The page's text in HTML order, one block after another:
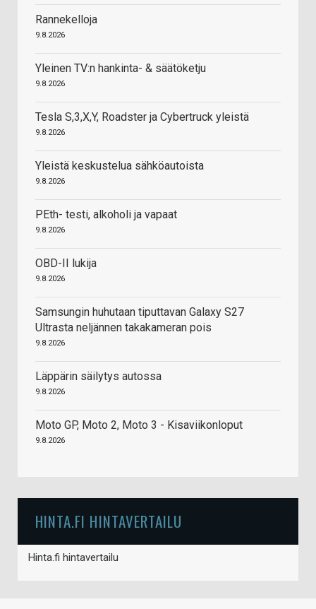
Rannekelloja
9.8.2026
Yleinen TV:n hankinta- & säätöketju
9.8.2026
Tesla S,3,X,Y, Roadster ja Cybertruck yleistä
9.8.2026
Yleistä keskustelua sähköautoista
9.8.2026
PEth- testi, alkoholi ja vapaat
9.8.2026
OBD-II lukija
9.8.2026
Samsungin huhutaan tiputtavan Galaxy S27
Ultrasta neljännen takakameran pois
9.8.2026
Läppärin säilytys autossa
9.8.2026
Moto GP, Moto 2, Moto 3 - Kisaviikonloput
9.8.2026
HINTA.FI HINTAVERTAILU
Hinta.fi hintavertailu